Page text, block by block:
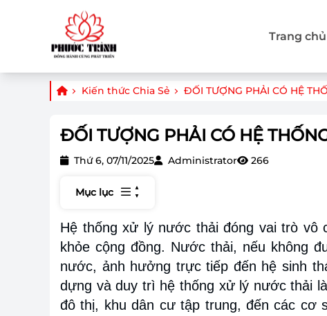
Trang chủ
Kiến thức Chia Sẻ ĐỐI TƯỢNG PHẢI CÓ HỆ
ĐỐI TƯỢNG PHẢI CÓ HỆ
Thứ 6, 07/11/2025 Administrator 266
Mục lục
Hệ thống xử lý nước thải đóng vai trò vô
khỏe cộng đồng. Nước thải, nếu không
nước, ảnh hưởng trực tiếp đến hệ sinh
dựng và duy trì hệ thống xử lý nước thải
đô thị, khu dân cư tập trung, đến các cơ